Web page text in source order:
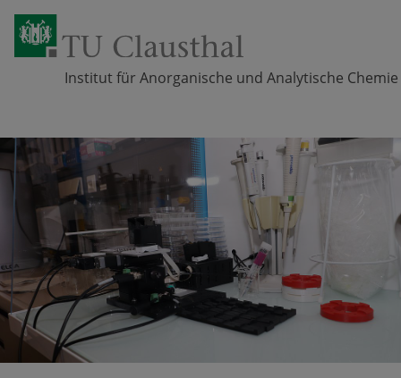
Zum Inhalt springen
Institut für Anorganische und Analytische Chemie